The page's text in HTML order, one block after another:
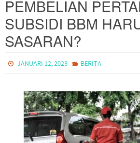
PEMBELIAN
SUBSIDI BBM
SASARAN?
JANUARI 12, 2023 BERITA